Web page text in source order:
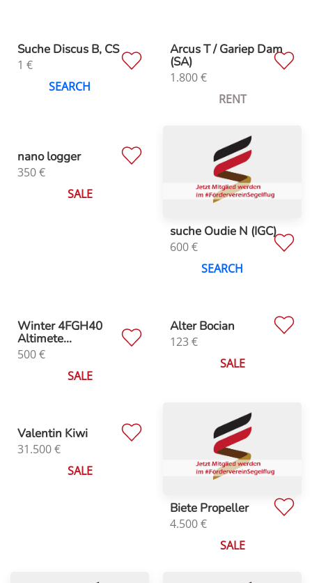
Suche Discus B, CS
1 €
SEARCH
Arcus T / Gariep Dam
(SA)
1.800€
RENT
nano logger
350€
SALE
suche Oudie N (IGC)
600€
SEARCH
Winter 4FGH40
Altimete...
500€
SALE
Alter Bocian
123 €
SALE
Valentin Kiwi
31.500€
SALE
Biete Propeller
4.500€
SALE